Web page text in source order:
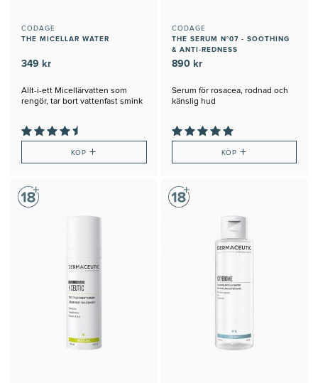
CODAGE
THE MICELLAR WATER
349 kr
Allt-i-ett Micellärvatten som
rengör, tar bort vattenfast smink
KÖP+
CODAGE
THE SERUM N°07 - SOOTHING
& ANTI-REDNESS
890 kr
Serum för rosacea, rodnad och
känslig hud
KÖP +